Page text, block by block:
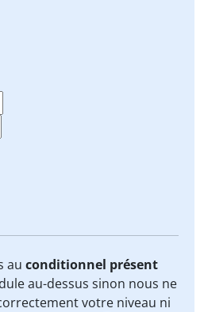
au conditionnel présent
au-dessus sinon nous ne
votre niveau ni